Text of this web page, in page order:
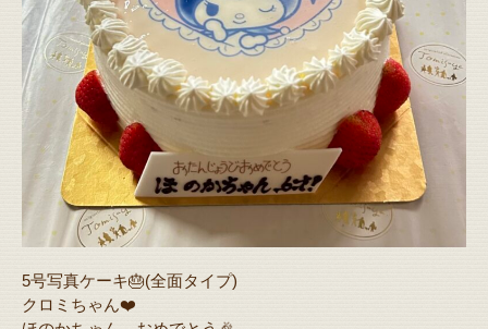
5号写真ケーキ🎂(全面タイプ)
クロミちゃん❤️